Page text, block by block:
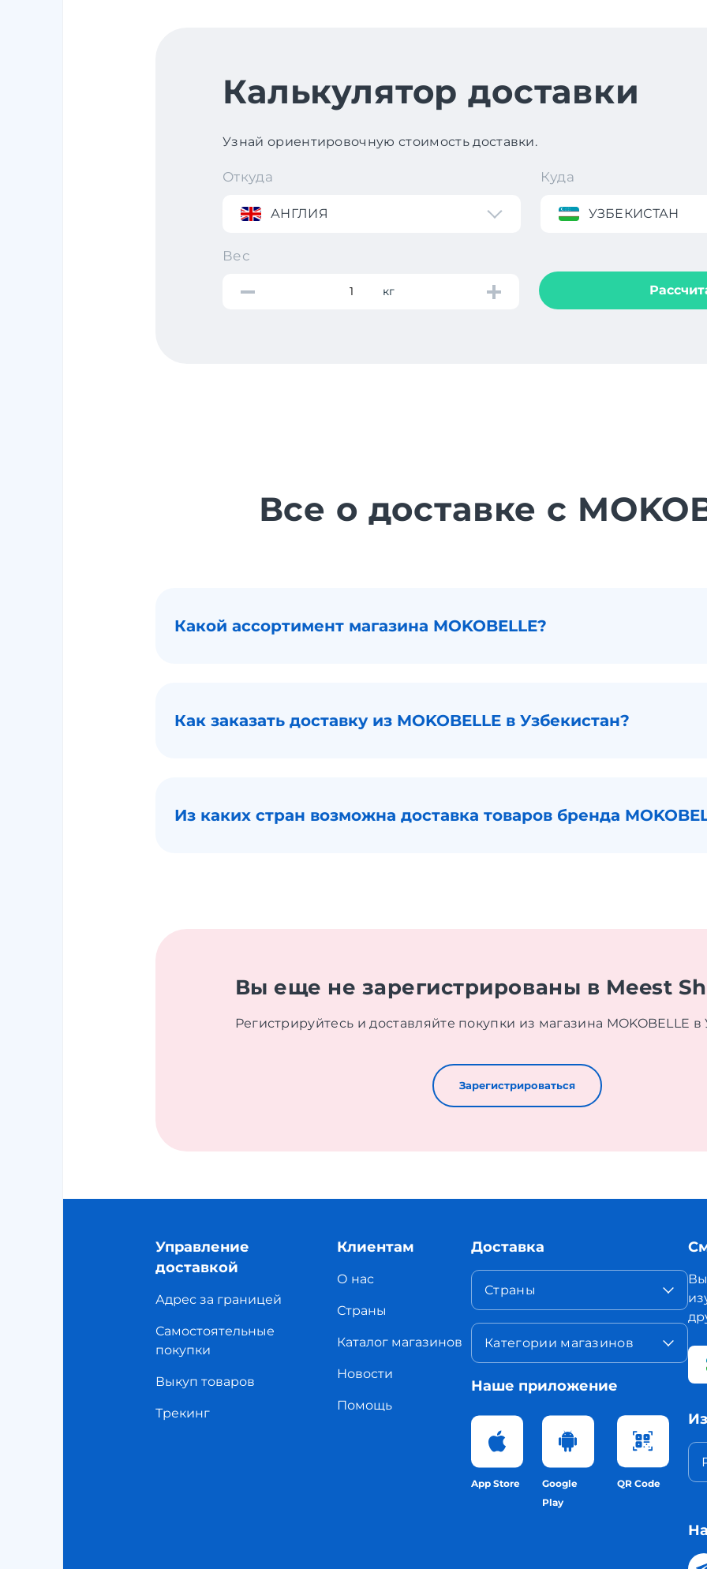
Калькулятор доставки
Узнай ориентировочную стоимость доставки.
Откуда
АНГЛИЯ
Куда
УЗБЕКИСТАН
Вес
кг
Все о доставке с
Какой ассортимент магазина MOKOBELLE?
Как заказать доставку из MOKOBELLE в Узбекистан?
Из каких стран возможна доставка товаров бренда
Вы еще не зарегистрированы в Meest
Регистрируйтесь и доставляйте покупки из магазина MOKOBELLE в
Зарегистрироваться
Управление
доставкой
Адрес за границей
Самостоятельные
покупки
Выкуп товаров
Трекинг
Клиентам
О нас
Страны
Каталог магазинов
Новости
Помощь
Доставка
Страны
Категории магазинов
Наше приложение
App Store
Google
Play
QR Code